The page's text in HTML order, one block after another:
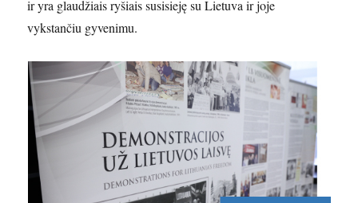
ir yra glaudžiais ryšiais susisieję su Lietuva ir joje
vykstančiu gyvenimu.